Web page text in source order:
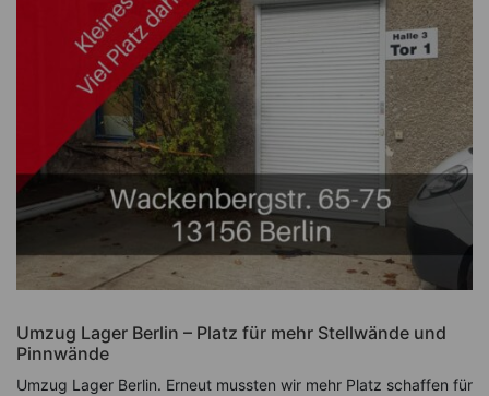
Umzug Lager Berlin – Platz für mehr Stellwände und
Pinnwände
Umzug Lager Berlin. Erneut mussten wir mehr Platz schaffen für